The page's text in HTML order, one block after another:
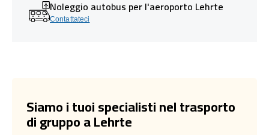
Noleggio autobus per l'aeroporto Lehrte
Contattateci
Siamo i tuoi specialisti nel trasporto
di gruppo a Lehrte